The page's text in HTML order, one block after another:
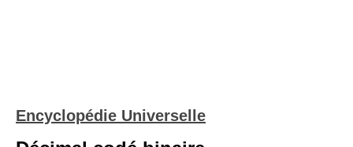
Encyclopédie Universelle